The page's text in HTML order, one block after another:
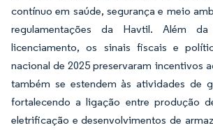
contínuo em saúde, segurança e meio
regulamentações da Havtil. Além
licenciamento, os sinais fiscais e
nacional de 2025 preservaram incentivos
também se estendem às atividades de
fortalecendo a ligação entre produção
eletrificação e desenvolvimentos de